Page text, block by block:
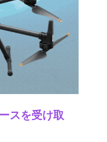
スを受け取